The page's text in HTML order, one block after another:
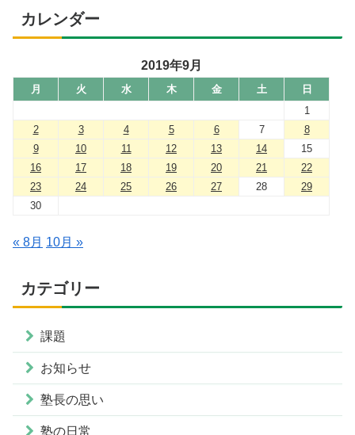
カレンダー
2019年9月
月 火 水 木 金 土
日
1
2
3 4 5 6 7
8
9
10 11 12 13 14
15
16
17 18 19 20 21
22
23
24 25 26 27 28
29
30
« 8月 10月 »
カテゴリー
課題
お知らせ
塾長の思い
塾の日常